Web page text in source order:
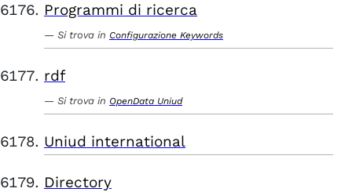
Programmi di ricerca
Si trova in Configurazione Keywords
rdf
Si trova in OpenData Uniud
Uniud international
Directory